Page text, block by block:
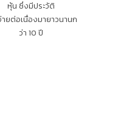
หุ้น ซึ่งมีประวัติ
ยต่อเนื่องมายาวนานก
ว่า 10 ปี